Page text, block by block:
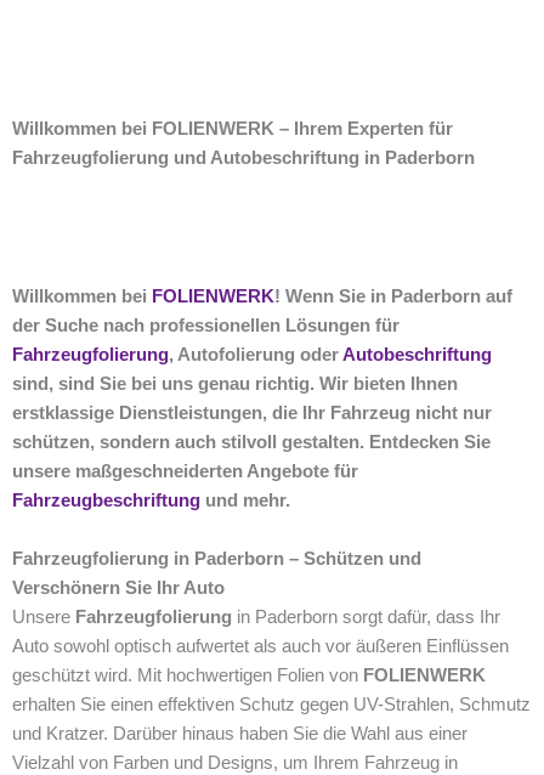
Willkommen bei FOLIENWERK – Ihrem Experten für
Fahrzeugfolierung und Autobeschriftung in Paderborn
Willkommen bei FOLIENWERK! Wenn Sie in Paderborn auf
der Suche nach professionellen Lösungen für
Fahrzeugfolierung, Autofolierung oderAutobeschriftung
sind, sind Sie bei uns genau richtig. Wir bieten Ihnen
erstklassige Dienstleistungen, die Ihr Fahrzeug nicht nur
schützen, sondern auch stilvoll gestalten. Entdecken Sie
unsere maßgeschneiderten Angebote für
Fahrzeugbeschriftung und mehr.
Fahrzeugfolierung in Paderborn – Schützen und
Verschönern Sie Ihr Auto
Unsere Fahrzeugfolierung in Paderborn sorgt dafür, dass Ihr
Auto sowohl optisch aufwertet als auch vor äußeren Einflüssen
geschützt wird. Mit hochwertigen Folien von FOLIENWERK
erhalten Sie einen effektiven Schutz gegen UV-Strahlen, Schmutz
und Kratzer. Darüber hinaus haben Sie die Wahl aus einer
Vielzahl von Farben und Designs, um Ihrem Fahrzeug in